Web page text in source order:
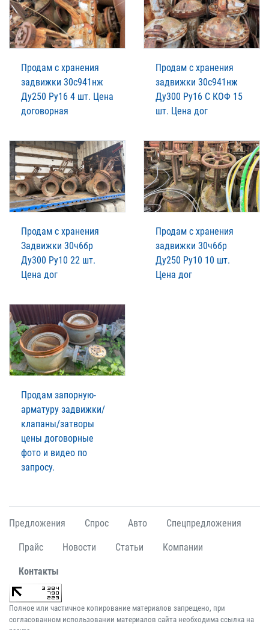
Продам с хранения
задвижки 30с941нж
Ду250 Ру16 4 шт. Цена
договорная
Продам с хранения
задвижки 30с941нж
Ду300 Ру16 С КОФ 15
шт. Цена дог
Продам с хранения
Задвижки 30ч6бр
Ду300 Ру10 22 шт.
Цена дог
Продам с хранения
задвижки 30ч6бр
Ду250 Ру10 10 шт.
Цена дог
Продам запорную-
арматуру задвижки/
клапаны/затворы
цены договорные
фото и видео по
запросу.
Предложения Спрос Авто Спецпредложения
Прайс Новости Статьи Компании
Контакты
Полное или частичное копирование материалов запрещено, при
согласованном использовании материалов сайта необходима ссылка на